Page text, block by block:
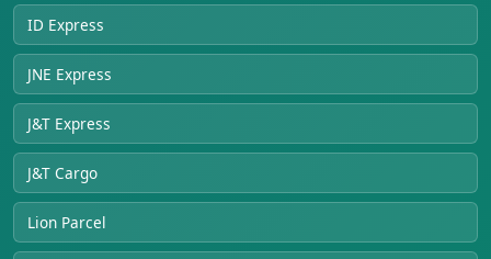
ID Express
JNE Express
J&T Express
J&T Cargo
Lion Parcel